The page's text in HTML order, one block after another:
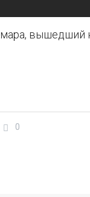
вышедший
0